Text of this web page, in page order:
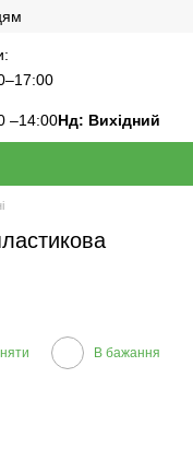
–14:00Нд: Вихідний
В бажання